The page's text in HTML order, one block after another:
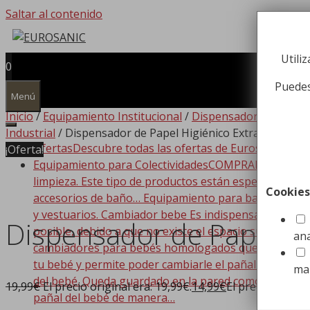
Saltar al contenido
0
Menú
OfertasDescubre todas las ofertas de Eurosanic!!!
Equipamiento para ColectividadesCOMPRAR
limpieza. Este tipo de productos están
accesorios de baño… Equipamiento para baño
y vestuarios. Cambiador bebe Es indispensable que
posible, debido a que no existe el espacio suficiente
cambiadores para bebés homologados que se
tu bebé y permite poder cambiarle el pañal de
del bebé. Queda guardado en la pared como si de
pañal del bebé de manera…
Inicio/Equipamiento Institucional / Dispensadores de
Industrial / Dispensador de Papel Higiénico Extracción
¡Oferta!
Dispensador de Papel
19,99€El precio original era: 19,99€.14,99€El precio actual
Cookies